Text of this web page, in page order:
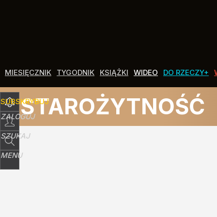
MIESIĘCZNIK TYGODNIK KSIĄŻKI WIDEO DO RZECZY+
SUBSKRYBUJ
ZALOGUJ
SZUKAJ
MENU
STAROŻYTNOŚĆ